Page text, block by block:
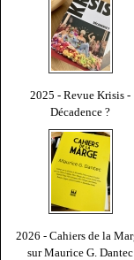
2025 - Revue Krisis -
Décadence ?
2026 - Cahiers de la
sur Maurice G. Dantec